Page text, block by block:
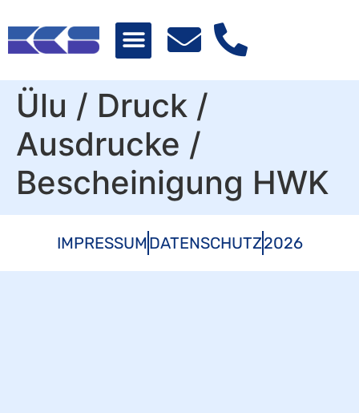
Ülu / Druck /
Ausdrucke /
Bescheinigung HWK
IMPRESSUMDATENSCHUTZ2026